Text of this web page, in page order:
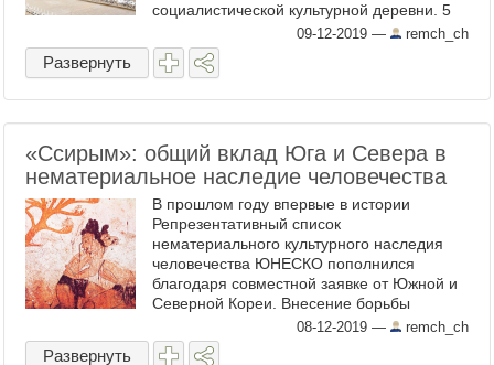
социалистической культурной деревни. 5
декабря прошло собрание вручения
ордеров на жилплощадь персоналу
Чунпхёнского тепличного ...
09-12-2019 — remch_ch
Развернуть
«Ссирым»: общий вклад Юга и Севера в
нематериальное наследие человечества
В прошлом году впервые в истории
Репрезентативный список
нематериального культурного наследия
человечества ЮНЕСКО пополнился
благодаря совместной заявке от Южной и
Северной Кореи. Внесение борьбы
«ссирым», народного спорта с длинной
историей, в результате совместных усилий
08-12-2019 — remch_ch
Развернуть